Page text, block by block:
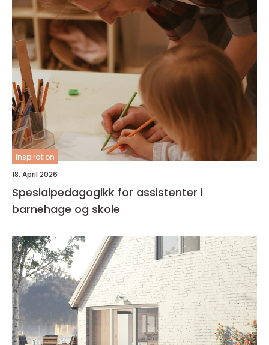
inspiration
18. April 2026
Spesialpedagogikk for assistenter i
barnehage og skole